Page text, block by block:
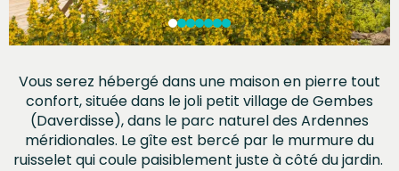
Vous serez hébergé dans une maison en pierre tout
confort, située dans le joli petit village de Gembes
(Daverdisse), dans le parc naturel des Ardennes
méridionales. Le gîte est bercé par le murmure du
ruisselet qui coule paisiblement juste à côté du jardin.